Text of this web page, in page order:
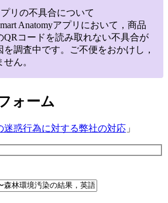
プリの不具合について
Anatomyアプリにおいて，商品
QRコードを読み取れない不具合が
調査中です。ご不便をおかけし，
ん。
ォーム
迷惑行為に対する弊社の対応 」